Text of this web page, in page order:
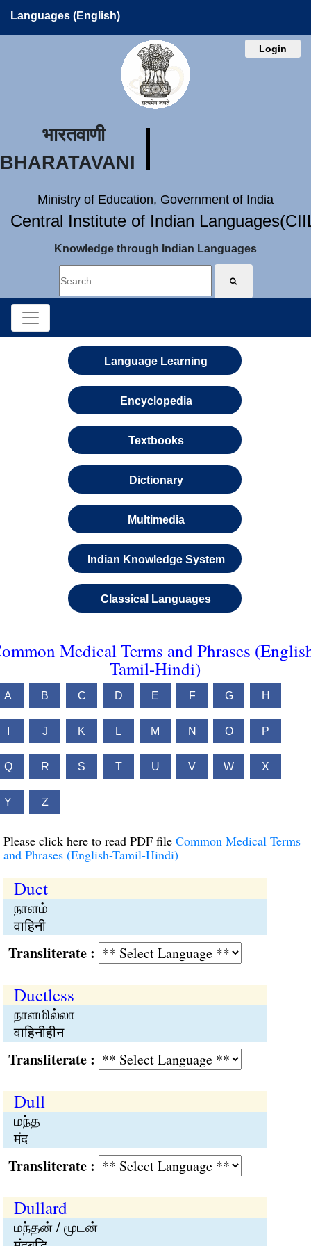
Languages (English)
Login
भारतवाणी
BHARATAVANI
Ministry of Education, Government of India
Central Institute of Indian
Knowledge through Indian Languages
Language Learning
Encyclopedia
Textbooks
Dictionary
Multimedia
Indian Knowledge System
Classical Languages
Medical Terms and Phrases
Tamil-Hindi)
A B C D E F G H
J K L M N O P
Q R S T U V W X
Y Z
Please click here to read PDF file Common Medical Terms
and Phrases (English-Tamil-Hindi)
Duct
நாளம்
वाहिनी
:
Ductless
நாளமில்லா
वाहिनीहीन
:
Dull
மந்த
मंद
:
Dullard
மந்தன் / மூடன்